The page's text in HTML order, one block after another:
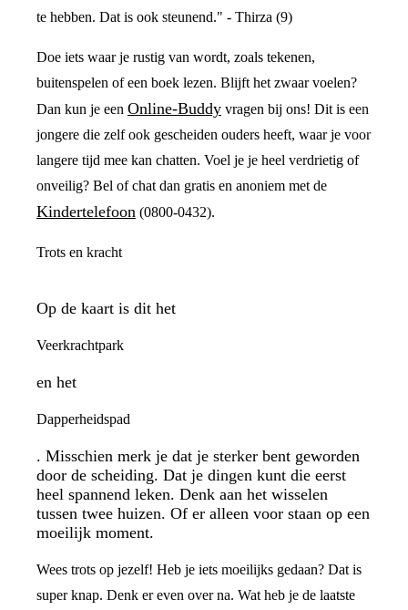
te hebben. Dat is ook steunend." - Thirza (9)
Doe iets waar je rustig van wordt, zoals tekenen,
buitenspelen of een boek lezen. Blijft het zwaar voelen?
Dan kun je een Online-Buddy vragen bij ons! Dit is een
jongere die zelf ook gescheiden ouders heeft, waar je voor
langere tijd mee kan chatten. Voel je je heel verdrietig of
onveilig? Bel of chat dan gratis en anoniem met de
Kindertelefoon (0800-0432).
Trots en kracht
Op de kaart is dit het
Veerkrachtpark
en het
Dapperheidspad
. Misschien merk je dat je sterker bent geworden
door de scheiding. Dat je dingen kunt die eerst
heel spannend leken. Denk aan het wisselen
tussen twee huizen. Of er alleen voor staan op een
moeilijk moment.
Wees trots op jezelf! Heb je iets moeilijks gedaan? Dat is
super knap. Denk er even over na. Wat heb je de laatste